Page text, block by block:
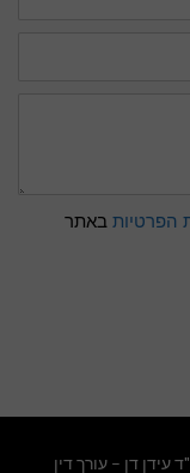
הפרטיות באתר
עורך דין